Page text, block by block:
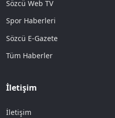
Sözcü Web TV
Spor Haberleri
Sözcü E-Gazete
Tüm Haberler
İletişim
İletişim